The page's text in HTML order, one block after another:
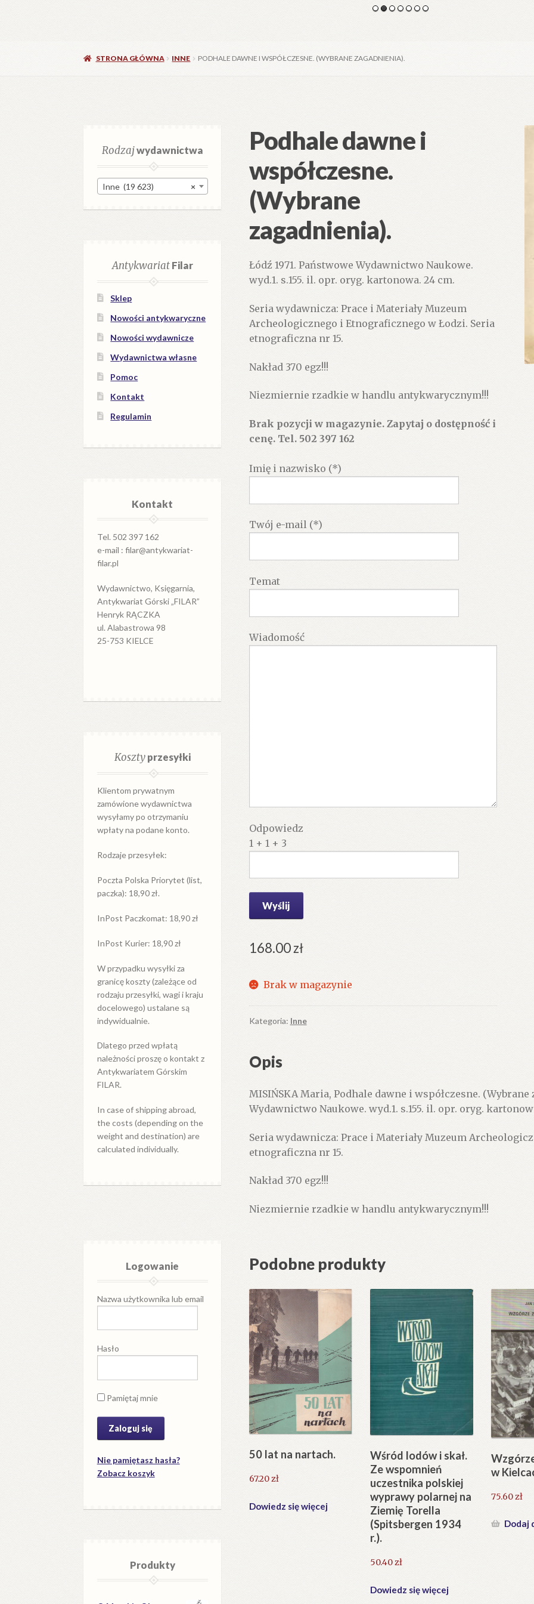
STRONA GŁÓWNA INNE PODHALE DAWNE I WSPÓŁCZESNE. (WYBRANE ZAGADNIENIA).
Podhale dawne i
współczesne.
(Wybrane
zagadnienia).
Łódź 1971. Państwowe Wydawnictwo Naukowe.
wyd.1. s.155. il. opr. oryg. kartonowa. 24 cm.
Seria wydawnicza: Prace i Materiały Muzeum
Archeologicznego i Etnograficznego w Łodzi. Seria
etnograficzna nr 15.
Nakład 370 egz!!!
Niezmiernie rzadkie w handlu antykwarycznym!!!
Brak pozycji w magazynie. Zapytaj o dostępność i
cenę. Tel. 502 397 162
Imię i nazwisko (*)
Twój e-mail (*)
Temat
Wiadomość
Odpowiedz
1 + 1 + 3
168.00zł
Brak w magazynie
Kategoria: Inne
Opis
MISIŃSKA Maria, Podhale dawne i współczesne. (Wybrane
Wydawnictwo Naukowe. wyd.1. s.155. il. opr. oryg.
Seria wydawnicza: Prace i Materiały Muzeum
etnograficzna nr 15.
Nakład 370 egz!!!
Niezmiernie rzadkie w handlu antykwarycznym!!!
Podobne produkty
50 lat na nartach.
67.20zł
Dowiedz się więcej
Wśród lodów i skał.
Ze wspomnień
uczestnika polskiej
wyprawy polarnej na
Ziemię Torella
(Spitsbergen 1934
r.).
50.40zł
Dowiedz się więcej
w
75.60zł
Dodaj
Rodzajwydawnictwa
×
Inne (19 623)
AntykwariatFilar
Sklep
Nowości antykwaryczne
Nowości wydawnicze
Wydawnictwa własne
Pomoc
Kontakt
Regulamin
Kontakt
Tel. 502 397 162
e-mail : filar@antykwariat-
filar.pl
Wydawnictwo, Księgarnia,
Antykwariat Górski „FILAR”
Henryk RĄCZKA
ul. Alabastrowa 98
25-753 KIELCE
Kosztyprzesyłki
Klientom prywatnym
zamówione wydawnictwa
wysyłamy po otrzymaniu
wpłaty na podane konto.
Rodzaje przesyłek:
Poczta Polska Priorytet (list,
paczka): 18,90 zł.
InPost Paczkomat: 18,90 zł
InPost Kurier: 18,90 zł
W przypadku wysyłkiza
granicękoszty (zależące od
rodzaju przesyłki, wagi i kraju
docelowego) ustalane są
indywidualnie.
Dlatego przed wpłatą
należności proszę o kontakt z
Antykwariatem Górskim
FILAR.
In case of shipping abroad,
the costs (depending on the
weight and destination) are
calculated individually.
Logowanie
Nazwa użytkownika lub email
Hasło
Pamiętaj mnie
Nie pamiętasz hasła?
Zobacz koszyk
Produkty